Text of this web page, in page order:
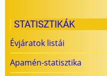
STATISZTIKÁK
Évjáratok listái
Apamén-statisztika